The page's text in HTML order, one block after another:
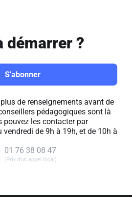
démarrer ?
S'abonner
de renseignements avant de
pédagogiques sont là
pouvez les contacter par
de 9h à 19h, et de 10h à
01 76 38 08 47
(Prix d'un appel local)